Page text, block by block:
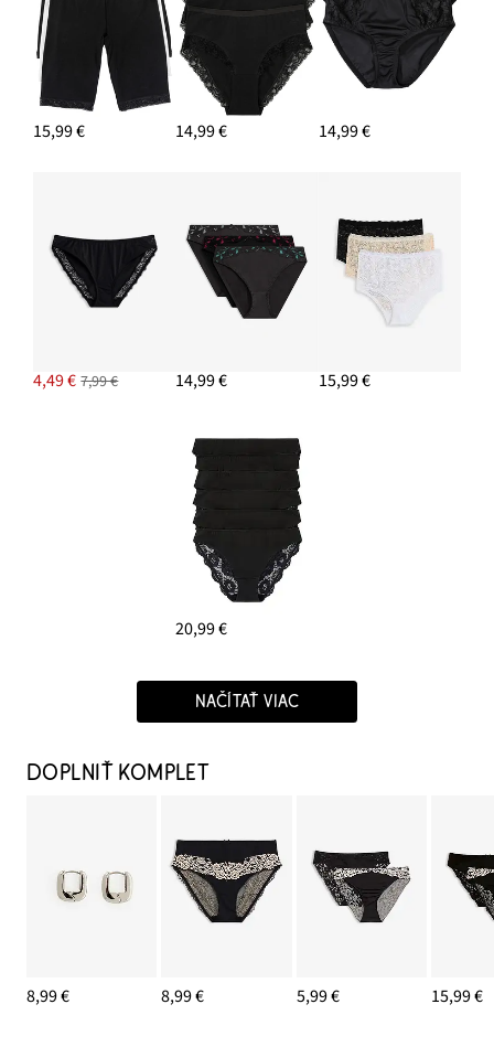
15,99 € 14,99 € 14,99 €
4,49 € 7,99 € 14,99 € 15,99 €
20,99 €
NAČÍTAŤ VIAC
DOPLNIŤ KOMPLET
8,99 € 8,99 € 5,99 € 15,99 €